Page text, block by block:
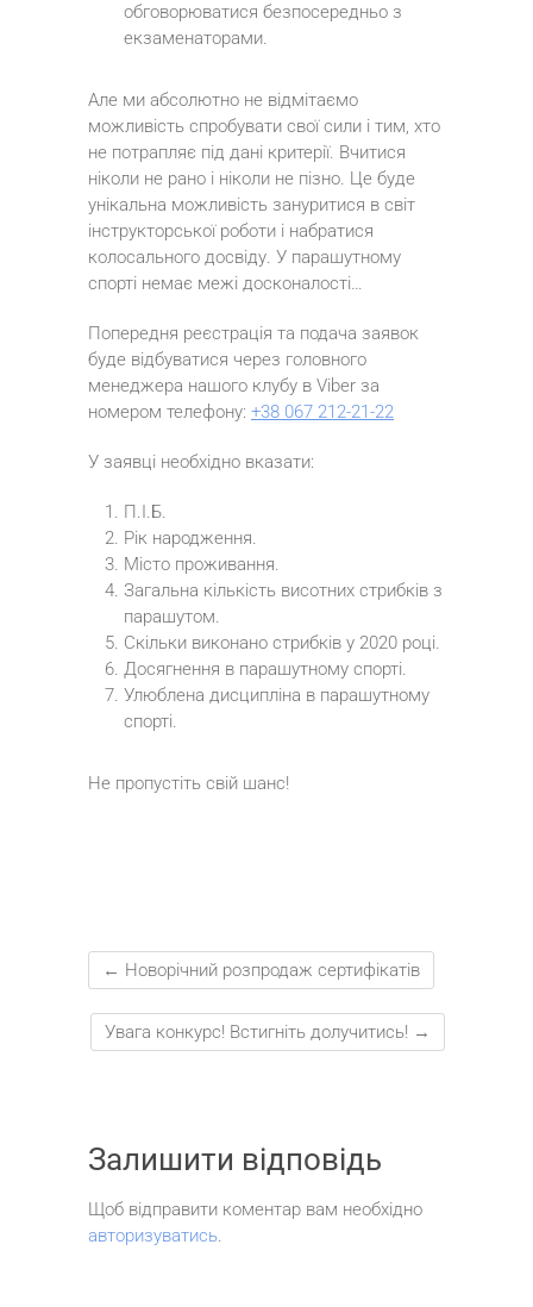
обговорюватися безпосередньо з
екзаменаторами.
Але ми абсолютно не відмітаємо
можливість спробувати свої сили і тим, хто
не потрапляє під дані критерії. Вчитися
ніколи не рано і ніколи не пізно. Це буде
унікальна можливість зануритися в світ
інструкторської роботи і набратися
колосального досвіду. У парашутному
спорті немає межі досконалості…
Попередня реєстрація та подача заявок
буде відбуватися через головного
менеджера нашого клубу в Viber за
номером телефону: +38 067 212-21-22
У заявці необхідно вказати:
П.І.Б.
Рік народження.
Місто проживання.
Загальна кількість висотних стрибків з
парашутом.
Скільки виконано стрибків у 2020 році.
Досягнення в парашутному спорті.
Улюблена дисципліна в парашутному
спорті.
Не пропустіть свій шанс!
← Новорічний розпродаж сертифікатів
Увага конкурс! Встигніть долучитись! →
Залишити відповідь
Щоб відправити коментар вам необхідно
авторизуватись.